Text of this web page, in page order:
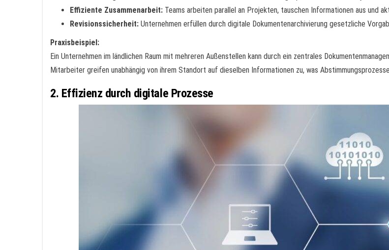
Effiziente Zusammenarbeit: Teams arbeiten parallel an Projekten, tauschen Informationen aus und
Revisionssicherheit: Unternehmen erfüllen durch digitale Dokumentenarchivierung gesetzliche
Praxisbeispiel:
Ein Unternehmen im ländlichen Raum mit mehreren Außenstellen kann durch ein zentrales
Mitarbeiter greifen unabhängig von ihrem Standort auf dieselben Informationen zu, was
2. Effizienz durch digitale Prozesse